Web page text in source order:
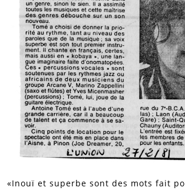
«Inouï et superbe sont des mots fait